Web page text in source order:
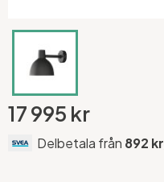
17 995 kr
Delbetala från 892 kr